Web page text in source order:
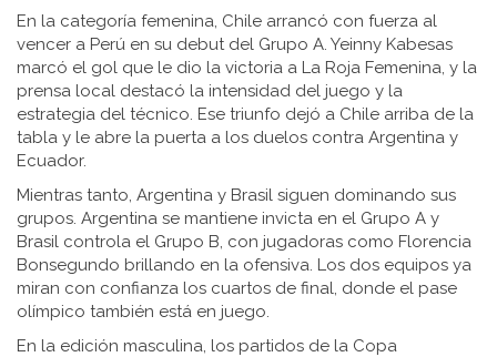
En la categoría femenina, Chile arrancó con fuerza al
vencer a Perú en su debut del Grupo A. Yeinny Kabesas
marcó el gol que le dio la victoria a La Roja Femenina, y la
prensa local destacó la intensidad del juego y la
estrategia del técnico. Ese triunfo dejó a Chile arriba de la
tabla y le abre la puerta a los duelos contra Argentina y
Ecuador.
Mientras tanto, Argentina y Brasil siguen dominando sus
grupos. Argentina se mantiene invicta en el Grupo A y
Brasil controla el Grupo B, con jugadoras como Florencia
Bonsegundo brillando en la ofensiva. Los dos equipos ya
miran con confianza los cuartos de final, donde el pase
olímpico también está en juego.
En la edición masculina, los partidos de la Copa